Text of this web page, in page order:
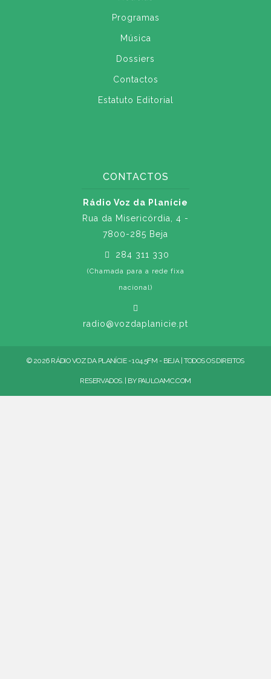
Programas
Música
Dossiers
Contactos
Estatuto Editorial
CONTACTOS
Rádio Voz da Planície
Rua da Misericórdia, 4 -
7800-285 Beja
284 311 330
(Chamada para a rede fixa
nacional)
radio@vozdaplanicie.pt
© 2026 RÁDIO VOZ DA PLANÍCIE - 104.5FM - BEJA | TODOS OS DIREITOS
RESERVADOS. | BY PAULOAMC.COM